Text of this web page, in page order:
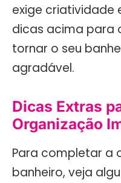
exige criatividade
dicas acima para
tornar o seu
agradável.
Dicas Extras
Organização
Para completar a
banheiro, veja